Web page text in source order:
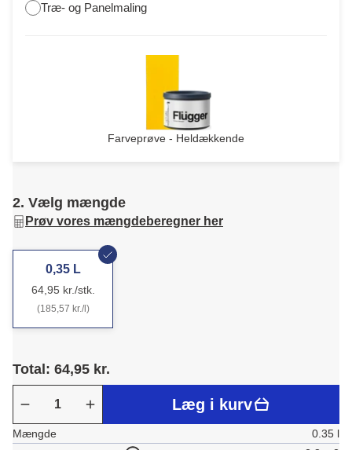
Træ- og Panelmaling
Farveprøve - Heldækkende
2. Vælg mængde
Prøv vores mængdeberegner her
0,35 L
64,95 kr./stk.
(185,57 kr./l)
Total: 64,95 kr.
Læg i kurv
Mængde
0.35 l